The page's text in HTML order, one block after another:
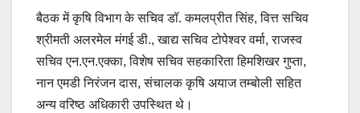
बैठक में कृषि विभाग के सचिव डॉ. कमलप्रीत सिंह, वित्त सचिव
श्रीमती अलरमेल मंगई डी., खाद्य सचिव टोपेश्वर वर्मा, राजस्व
सचिव एन.एन.एक्का, विशेष सचिव सहकारिता हिमशिखर गुप्ता,
नान एमडी निरंजन दास, संचालक कृषि अयाज तम्बोली सहित
अन्य वरिष्ठ अधिकारी उपस्थित थे।